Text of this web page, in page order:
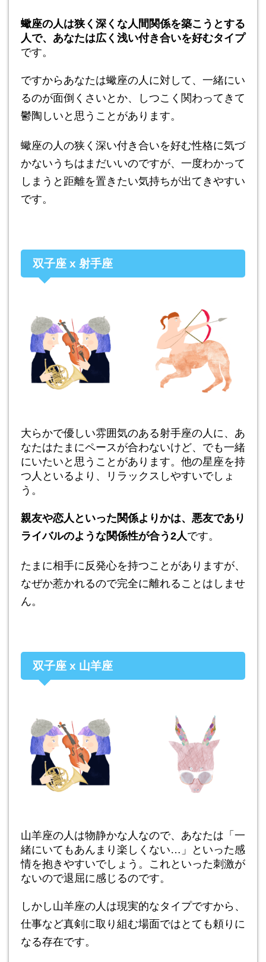
蠍座の人は狭く深くな人間関係を築こうとする
人で、あなたは広く浅い付き合いを好むタイプ
です。
ですからあなたは蠍座の人に対して、一緒にい
るのが面倒くさいとか、しつこく関わってきて
鬱陶しいと思うことがあります。
蠍座の人の狭く深い付き合いを好む性格に気づ
かないうちはまだいいのですが、一度わかって
しまうと距離を置きたい気持ちが出てきやすい
です。
双子座 x 射手座
大らかで優しい雰囲気のある射手座の人に、あ
なたはたまにペースが合わないけど、でも一緒
にいたいと思うことがあります。他の星座を持
つ人といるより、リラックスしやすいでしょ
う。
親友や恋人といった関係よりかは、悪友であり
ライバルのような関係性が合う2人です。
たまに相手に反発心を持つことがありますが、
なぜか惹かれるので完全に離れることはしませ
ん。
双子座 x 山羊座
山羊座の人は物静かな人なので、あなたは「一
緒にいてもあんまり楽しくない…」といった感
情を抱きやすいでしょう。これといった刺激が
ないので退屈に感じるのです。
しかし山羊座の人は現実的なタイプですから、
仕事など真剣に取り組む場面ではとても頼りに
なる存在です。